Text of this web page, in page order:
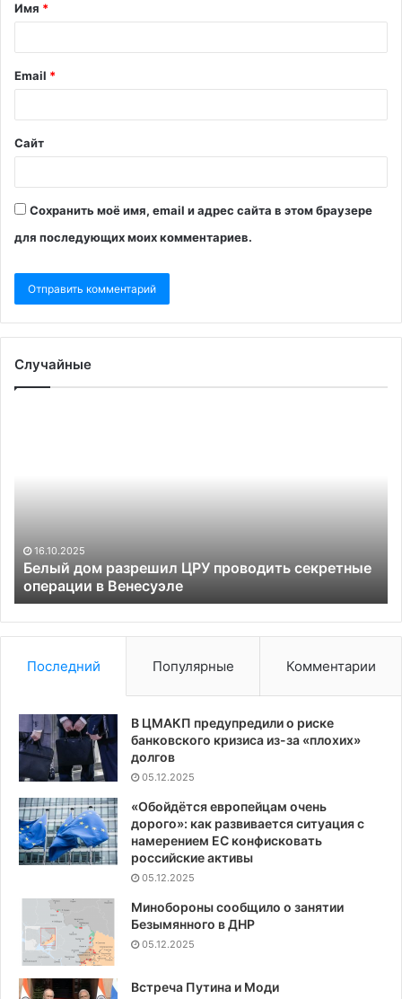
Имя *
Email *
Сайт
Сохранить моё имя, email и адрес сайта в этом браузере
для последующих моих комментариев.
Случайные
Венесуэле
16.10.2025
Белый дом разрешил ЦРУ проводить секретные
операции в Венесуэле
Последний Популярные Комментарии
В ЦМАКП предупредили о риске
банковского кризиса из-за «плохих»
долгов
05.12.2025
«Обойдётся европейцам очень
дорого»: как развивается ситуация с
намерением ЕС конфисковать
российские активы
05.12.2025
Минобороны сообщило о занятии
Безымянного в ДНР
05.12.2025
Встреча Путина и Моди